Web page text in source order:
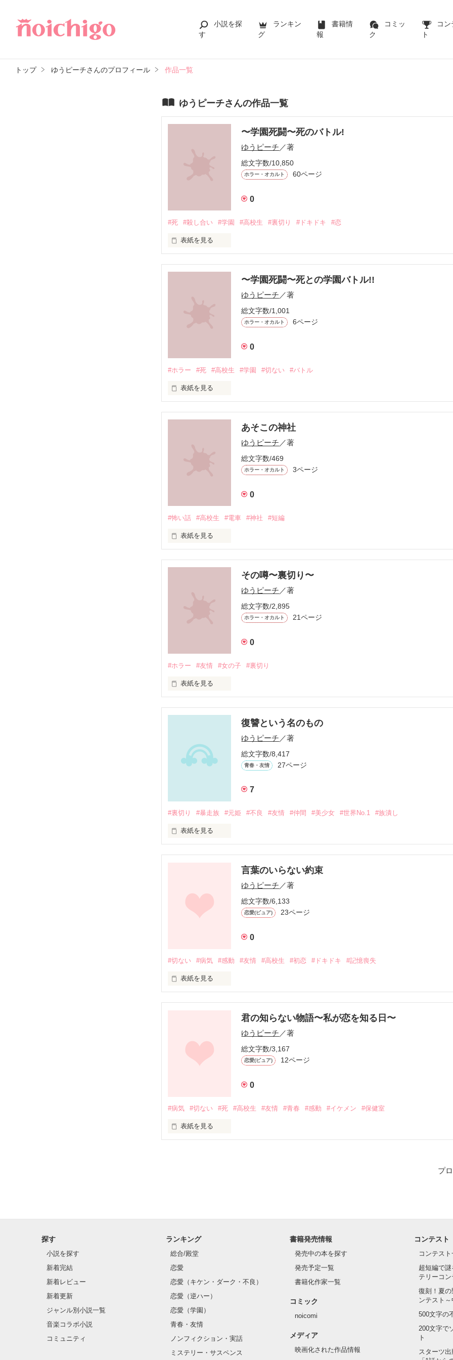
小説を探
す
ランキン
グ
書籍情
報
コミッ
ク
コ
ト
トップ ゆうピーチさんのプロフィール 作品一覧
ゆうピーチさんの作品一覧
〜学園死闘〜死のバトル!
ゆうピーチ ／著
総文字数/10,850
ホラー・オカルト 60ページ
0
#死 #殺し合い #学園 #高校生 #裏切り #ドキドキ #恋
表紙を見る
友だちなんか居ても、楽しいことなんてない。
笑いあったり、泣きあったり、怒ったり…
信じても裏切られるだけ。
私の"友だち"とは、ただの【裏切り者】でしかない。
だから私はこのゲームを始める…皆、楽しんでくれるかな…叫んでる顔、泣きわめい
さぁ今からゲームの開幕よ!
〜学園死闘〜死との学園バトル!!
ゆうピーチ ／著
総文字数/1,001
ホラー・オカルト 6ページ
0
#ホラー #死 #高校生 #学園 #切ない #バトル
表紙を見る
あそこの神社
ゆうピーチ ／著
総文字数/469
ホラー・オカルト 3ページ
0
#怖い話 #高校生 #電車 #神社 #短編
表紙を見る
その噂〜裏切り〜
ゆうピーチ ／著
総文字数/2,895
ホラー・オカルト 21ページ
0
#ホラー #友情 #女の子 #裏切り
表紙を見る
少女達は、その恐怖に勝てるのか…?
「お前は狂ってる。」
「そんなのもう知ってる♪」
これは少女達が一生懸命生きる事を諦めない、恐怖に耐えられるかというホラー＆感
皆さんも、その噂にご用心……。
復讐という名のもの
ゆうピーチ ／著
総文字数/8,417
青春・友情 27ページ
7
#裏切り #暴走族 #元姫 #不良 #友情 #仲間 #美少女 #世界No.1 #族潰し
表紙を見る
それは復讐。
ｻｻｷｸﾚｱ
佐々木紅杏
彼女を信じなかった"欄龍"
『お前がしたのか?』
『ここから出ていけ!!』
『ひどいよぉみんな…』
  彼女を救うことはできるのだろうか？
初めての作品です。
文章がおかしいところがあるかもしれませんが、よろしくお願いします。
では、"復讐という名のもの"をご覧下さい。
言葉のいらない約束
ゆうピーチ／著
総文字数/6,133
恋愛(ピュア) 23ページ
0
#切ない #病気 #感動 #友情 #高校生 #初恋 #ドキドキ #記憶喪失
表紙を見る
言葉にしないと伝わらないこと。
私が声を出せる日は来るの?
言葉に出来ず、いじめられてばっかり。
どうも。ゆうピーチです!
誤字脱字があるかも知れません。
感想をくれたら嬉しいです！
気軽にフォローもしてください！
本棚にも入れてもらえると嬉しいです！
では、あなたも伝わらない想いを言葉にして伝えませんか？
君の知らない物語〜私が恋を知る日〜
ゆうピーチ ／著
総文字数/3,167
恋愛(ピュア) 12ページ
0
#病気 #切ない #死 #高校生 #友情 #青春 #感動 #イケメン #保健室
表紙を見る
＊神崎陽葵＊
人生のほとんどを病院で暮らしている。
＊夏目蒼空＊
誰にも言っていない秘密がある。
プ
探す
小説を探す
新着完結
新着レビュー
新着更新
ジャンル別小説一覧
音楽コラボ小説
コミュニティ
ランキング
総合/殿堂
恋愛
恋愛（キケン・ダーク・不良）
恋愛（逆ハー）
恋愛（学園）
青春・友情
ノンフィクション・実話
ミステリー・サスペンス
書籍発売情報
発売中の本を探す
発売予定一覧
書籍化作家一覧
コミック
noicomi
メディア
映画化された作品情報
コンテスト
コンテス
超短編で
テリーコ
復刻！夏
ンテスト
500文字の
200文字で
ト
スターツ